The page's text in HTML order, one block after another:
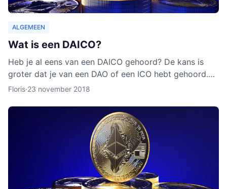
ALGEMEEN
Wat is een DAICO?
Heb je al eens van een DAICO gehoord? De kans is
groter dat je van een DAO of een ICO hebt gehoord.
Hoewel het concept van DAICO nog nooit is ingezet,
Floris·23 november 2018